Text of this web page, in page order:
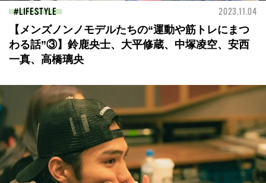
LIFESTYLE 2023.11.04
【メンズノンノモデルたちの“運動や筋トレにまつ
わる話”③】鈴鹿央士、大平修蔵、中塚凌空、安西
一真、高橋璃央